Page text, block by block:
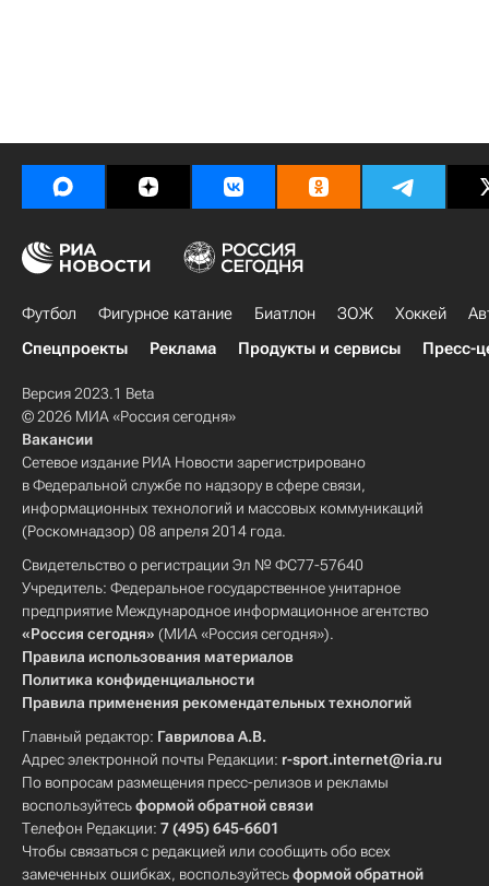
Футбол Фигурное катание Биатлон ЗОЖ Хоккей
Спецпроекты
Реклама Продукты и сервисы Пресс-
Версия 2023.1 Beta
© 2026 МИА «Россия сегодня»
Вакансии
Сетевое издание РИА Новости зарегистрировано
в Федеральной службе по надзору в сфере связи,
информационных технологий и массовых коммуникаций
(Роскомнадзор) 08 апреля 2014 года.
Свидетельство о регистрации Эл № ФС77-57640
Учредитель: Федеральное государственное унитарное
предприятие Международное информационное агентство
«Россия сегодня» (МИА «Россия сегодня»).
Правила использования материалов
Политика конфиденциальности
Правила применения рекомендательных технологий
Главный редактор: Гаврилова А.В.
Адрес электронной почты Редакции: r-sport.internet@ria.ru
По вопросам размещения пресс-релизов и рекламы
воспользуйтесьформой обратной связи
Телефон Редакции: 7 (495) 645-6601
Чтобы связаться с редакцией или сообщить обо всех
замеченных ошибках, воспользуйтесьформой обратной